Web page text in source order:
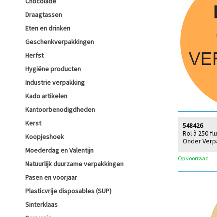
Draagtassen
Eten en drinken
Geschenkverpakkingen
Herfst
Hygiëne producten
Industrie verpakking
Kado artikelen
Kantoorbenodigdheden
Kerst
Koopjeshoek
Moederdag en Valentijn
Natuurlijk duurzame verpakkingen
Pasen en voorjaar
Plasticvrije disposables (SUP)
Sinterklaas
Rol à 250
Onder
548426
Op voorraad